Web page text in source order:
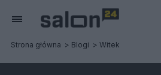
Strona główna Blogi Witek